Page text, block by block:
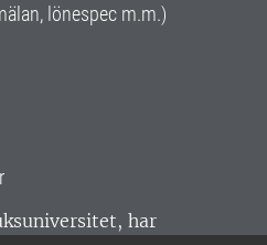
lönespec m.m.)
har